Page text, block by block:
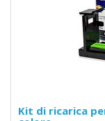
Kit di ricarica